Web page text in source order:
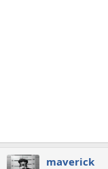
maverick